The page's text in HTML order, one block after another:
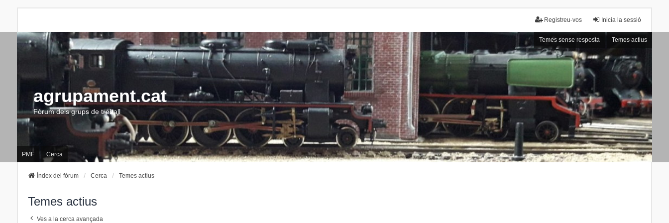
Inicia la sessió
Registreu-vos
Temes sense resposta Temes actius
agrupament.cat
Fòrum dels grups de treball
PMF Cerca
Índex del fòrum Cerca Temes actius
Temes actius
Ves a la cerca avançada